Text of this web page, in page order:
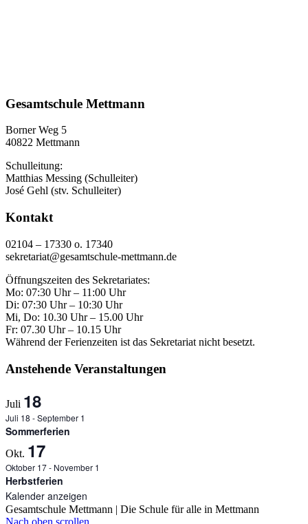
Gesamtschule Mettmann
Borner Weg 5
40822 Mettmann
Schulleitung:
Matthias Messing (Schulleiter)
José Gehl (stv. Schulleiter)
Kontakt
02104 – 17330 o. 17340
sekretariat@gesamtschule-mettmann.de
Öffnungszeiten des Sekretariates:
Mo: 07:30 Uhr – 11:00 Uhr
Di: 07:30 Uhr – 10:30 Uhr
Mi, Do: 10.30 Uhr – 15.00 Uhr
Fr: 07.30 Uhr – 10.15 Uhr
Während der Ferienzeiten ist das Sekretariat nicht besetzt.
Anstehende Veranstaltungen
Juli 18
Juli 18 -September 1
Sommerferien
Okt. 17
Oktober 17- November 1
Herbstferien
Kalender anzeigen
Gesamtschule Mettmann | Die Schule für alle in Mettmann